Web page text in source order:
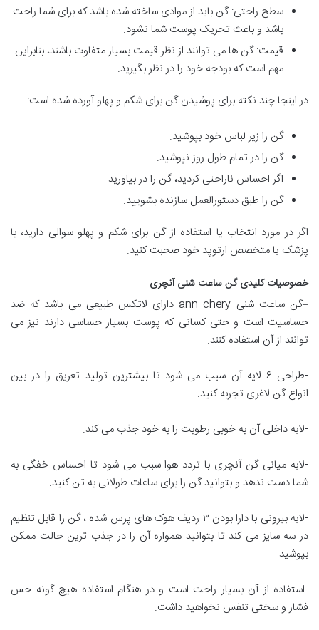
سطح راحتی: گن باید از موادی ساخته شده باشد که برای شما راحت
باشد و باعث تحریک پوست شما نشود.
قیمت: گن ها می توانند از نظر قیمت بسیار متفاوت باشند، بنابراین
مهم است که بودجه خود را در نظر بگیرید.
در اینجا چند نکته برای پوشیدن گن برای شکم و پهلو آورده شده است:
گن را زیر لباس خود بپوشید.
گن را در تمام طول روز نپوشید.
اگر احساس ناراحتی کردید، گن را در بیاورید.
گن را طبق دستورالعمل سازنده بشویید.
اگر در مورد انتخاب یا استفاده از گن برای شکم و پهلو سوالی دارید، با
پزشک یا متخصص ارتوپد خود صحبت کنید.
خصوصیات کلیدی گن ساعت شنی آنچری
–گن ساعت شنی ann chery دارای لاتکس طبیعی می باشد که ضد
حساسیت است و حتی کسانی که پوست بسیار حساسی دارند نیز می
توانند از آن استفاده کنند.
-طراحی ۶ لایه آن سبب می شود تا بیشترین تولید تعریق را در بین
انواع گن لاغری تجربه کنید.
-لایه داخلی آن به خوبی رطوبت را به خود جذب می کند.
-لایه میانی گن آنچری با تردد هوا سبب می شود تا احساس خفگی به
شما دست ندهد و بتوانید گن را برای ساعات طولانی به تن کنید.
-لایه بیرونی با دارا بودن ۳ ردیف هوک های پرس شده ، گن را قابل تنظیم
در سه سایز می کند تا بتوانید همواره آن را در جذب ترین حالت ممکن
بپوشید.
-استفاده از آن بسیار راحت است و در هنگام استفاده هیچ گونه حس
فشار و سختی تنفس نخواهید داشت.